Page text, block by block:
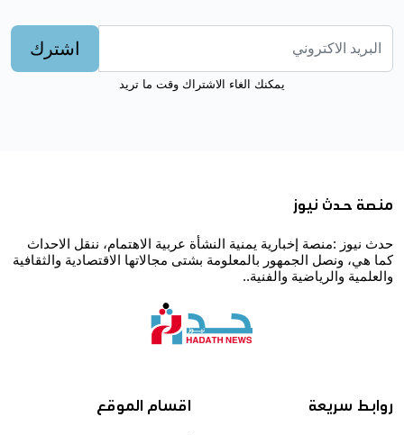
اشترك
يمكنك الغاء الاشتراك وقت ما تريد
منصة حدث نيوز
حدث نيوز :منصة إخبارية يمنية النشأة عربية الاهتمام، ننقل الاحداث
كما هي، ونصل الجمهور بالمعلومة بشتى مجالاتها الاقتصادية والثقافية
والعلمية والرياضية والفنية..
روابط سريعة اقسام الموقع